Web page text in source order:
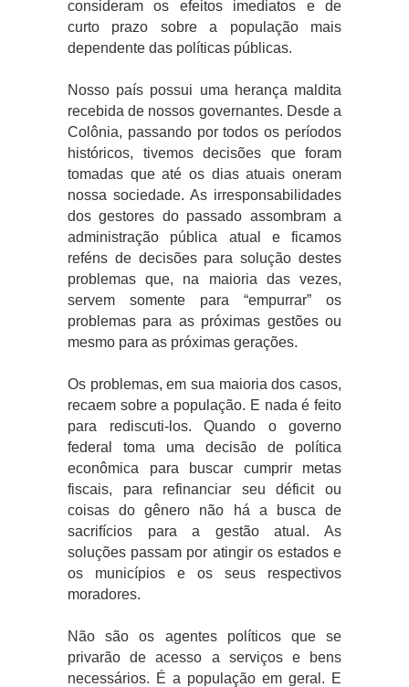
consideram os efeitos imediatos e de
curto prazo sobre a população mais
dependente das políticas públicas.
Nosso país possui uma herança maldita
recebida de nossos governantes. Desde a
Colônia, passando por todos os períodos
históricos, tivemos decisões que foram
tomadas que até os dias atuais oneram
nossa sociedade. As irresponsabilidades
dos gestores do passado assombram a
administração pública atual e ficamos
reféns de decisões para solução destes
problemas que, na maioria das vezes,
servem somente para “empurrar” os
problemas para as próximas gestões ou
mesmo para as próximas gerações.
Os problemas, em sua maioria dos casos,
recaem sobre a população. E nada é feito
para rediscuti-los. Quando o governo
federal toma uma decisão de política
econômica para buscar cumprir metas
fiscais, para refinanciar seu déficit ou
coisas do gênero não há a busca de
sacrifícios para a gestão atual. As
soluções passam por atingir os estados e
os municípios e os seus respectivos
moradores.
Não são os agentes políticos que se
privarão de acesso a serviços e bens
necessários. É a população em geral. E